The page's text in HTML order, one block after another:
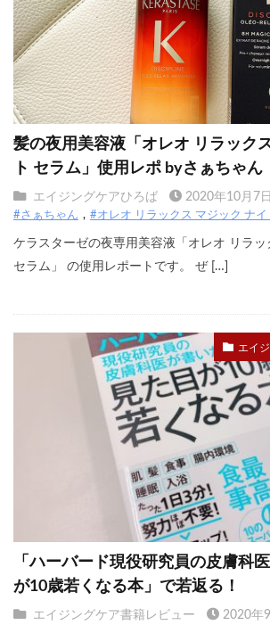
髪の夜用美容液「オレオ リラック
ト セラム」使用レポ byさぁちゃん
エイジングケアひろば 2020年10月7日
#さぁちゃん #オレオ リラックス マジック ナイ
ケラスターゼの夜専用美容液「オレオ リラッ
セラム」 の使用レポートです。 ぜ […]
エイ
「ハーバード現役研究員の皮膚科
が10歳若くなる本」で若返る！
エイジングケア書籍レビュー 2020年